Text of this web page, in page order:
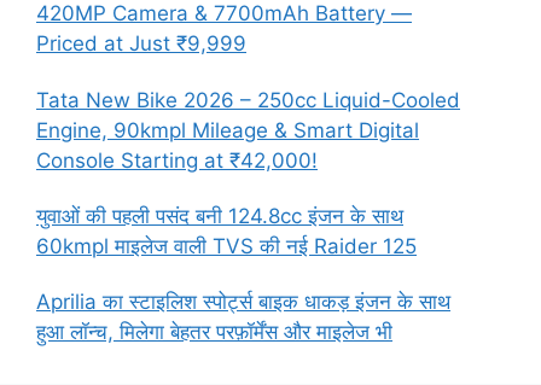
420MP Camera & 7700mAh Battery —
Priced at Just ₹9,999
Tata New Bike 2026 – 250cc Liquid-Cooled
Engine, 90kmpl Mileage & Smart Digital
Console Starting at ₹42,000!
युवाओं की पहली पसंद बनी 124.8cc इंजन के साथ
60kmpl माइलेज वाली TVS की नई Raider 125
Aprilia का स्टाइलिश स्पोर्ट्स बाइक धाकड़ इंजन के साथ
हुआ लॉन्च, मिलेगा बेहतर परफ़ॉर्मेंस और माइलेज भी